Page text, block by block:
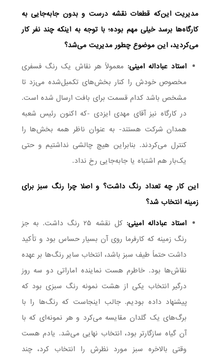
مدیریت این‌که قطعات نقشه درست و بدون جابه‌جایی به
کارگاه‌ها برسد خیلی مهم بوده؛ با توجه به اینکه چند نفر کار
می‌کردید، این موضوع چطور مدیریت می‌شد؟
استاد عباداله امینی: معمولاً هر نقاش یک رنگ فسفری
مخصوص خودش را کنار بخش‌های تکمیل‌شده می‌زد تا
مشخص باشد کدام قسمت برای بافت ارسال شده است.
در کارگاه نیز آقای مهدی ایزدی -که اکنون رئیس شعبه
همدان شرکت هستند- به عنوان ناظر همه بخش‌ها را
کنترل می‌کردند. بنابراین هیچ چالشی نداشتیم و حتی
یک‌بار هم اشتباه یا جابه‌جایی رخ نداد.
این کار چه تعداد رنگ داشت؟ و اصلا چرا رنگ سبز برای
زمینه انتخاب شد؟
استاد عباداله امینی:
کل نقشه ۲۵ رنگ داشت. به جز
رنگ زمینه که کارفرما روی آن بسیار حساس بود و تأکید
داشت حتماً طیف سبز باشد، انتخاب سایر رنگ‌ها بر عهده
نقاش‌ها بود. خاطرم هست نماینده اماراتی دو سه روز
درگیر انتخاب یکی از هشت نمونه رنگ سبزی بود که
پیشنهاد داده بودیم. جالب اینجاست که رنگ‌ها را با
برگ‌های یک گلدان مقایسه می‌کرد و هر نمونه‌ای که با
آن گیاه سازگارتر بود، انتخاب نهایی می‌شد. یادم هست
وقتی بالاخره سبز مورد نظرش را انتخاب کرد، چند